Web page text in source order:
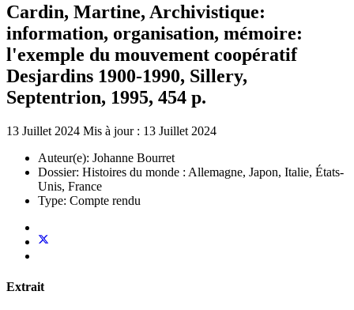
Cardin, Martine, Archivistique:
information, organisation, mémoire:
l'exemple du mouvement coopératif
Desjardins 1900-1990, Sillery,
Septentrion, 1995, 454 p.
13 Juillet 2024 Mis à jour : 13 Juillet 2024
Auteur(e): Johanne Bourret
Dossier: Histoires du monde : Allemagne, Japon, Italie, États-
Unis, France
Type: Compte rendu
Extrait